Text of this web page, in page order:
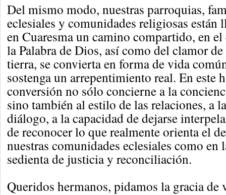
Del mismo modo, nuestras parroquias,
eclesiales y comunidades religiosas están
en Cuaresma un camino compartido, en el
la Palabra de Dios, así como del clamor
tierra, se convierta en forma de vida
sostenga un arrepentimiento real. En este
conversión no sólo concierne a la
sino también al estilo de las relaciones, a
diálogo, a la capacidad de dejarse
de reconocer lo que realmente orienta el
nuestras comunidades eclesiales como en
sedienta de justicia y reconciliación.
Queridos hermanos, pidamos la gracia de